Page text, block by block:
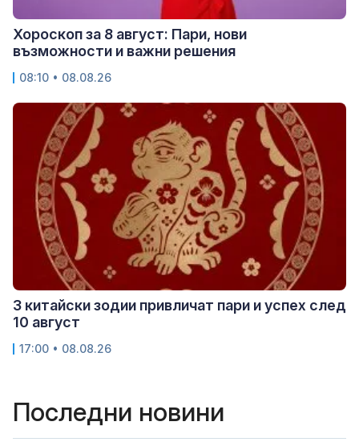
Хороскоп за 8 август: Пари, нови
възможности и важни решения
08:10 • 08.08.26
3 китайски зодии привличат пари и успех след
10 август
17:00 • 08.08.26
Последни новини